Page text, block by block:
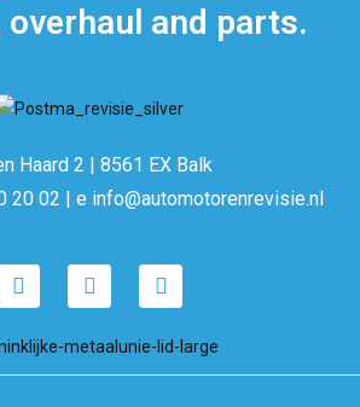
overhaul and parts.
Haard 2 | 8561 EX Balk
20 02 | e info@automotorenrevisie.nl